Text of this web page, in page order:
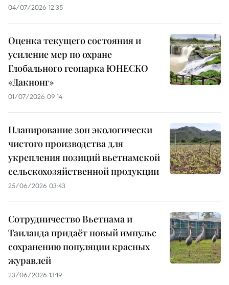
04/07/2026 12:35
Оценка текущего состояния и
усиление мер по охране
Глобального геопарка ЮНЕСКО
«Дакнонг»
01/07/2026 09:14
Планирование зон экологически
чистого производства для
укрепления позиций вьетнамской
сельскохозяйственной продукции
25/06/2026 03:43
Сотрудничество Вьетнама и
Таиланда придаёт новый импульс
сохранению популяции красных
журавлей
23/06/2026 13:19